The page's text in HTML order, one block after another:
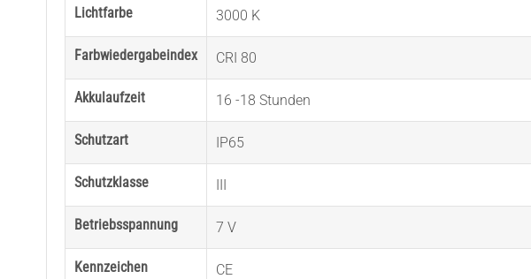
Lichtfarbe 3000 K
Farbwiedergabeindex CRI 80
Akkulaufzeit 16 -18 Stunden
Schutzart IP65
Schutzklasse
Betriebsspannung 7 V
Kennzeichen CE